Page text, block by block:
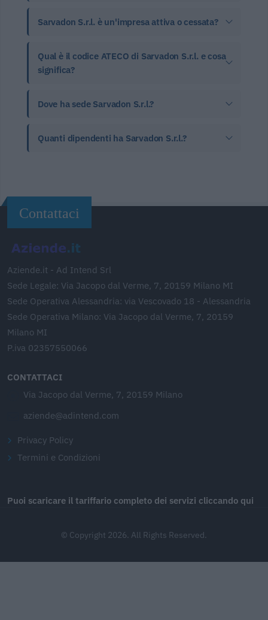
Sarvadon S.r.l. è un'impresa attiva o cessata?
Qual è il codice ATECO di Sarvadon S.r.l. e cosa
significa?
Dove ha sede Sarvadon S.r.l.?
Quanti dipendenti ha Sarvadon S.r.l.?
Contattaci
Aziende.it - Ad Intend Srl
Sede Legale: Via Jacopo dal Verme, 7, 20159 Milano MI
Sede Operativa Alessandria: via Vescovado 18 - Alessandria
Sede Operativa Milano: Via Jacopo dal Verme, 7, 20159
Milano MI
P.iva 02357550066
CONTATTACI
Via Jacopo dal Verme, 7, 20159 Milano
aziende@adintend.com
Privacy Policy
Termini e Condizioni
Puoi scaricare il tariffario completo dei servizi cliccando qui
© Copyright 2026. All Rights Reserved.